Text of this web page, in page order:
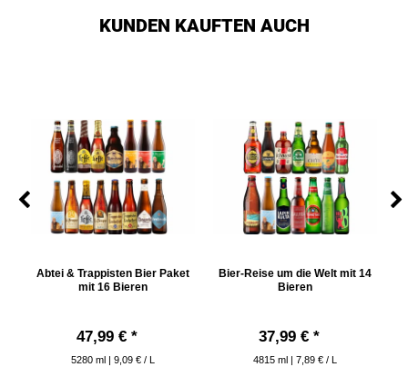
KUNDEN KAUFTEN AUCH
Abtei & Trappisten Bier Paket
mit 16 Bieren
47,99 € *
5280 ml | 9,09 € / L
Bier-Reise um die Welt mit 14
Bieren
37,99 € *
4815 ml | 7,89 € / L